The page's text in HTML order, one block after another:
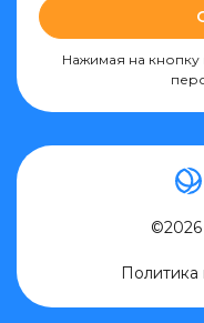
Нажимая на кнопку